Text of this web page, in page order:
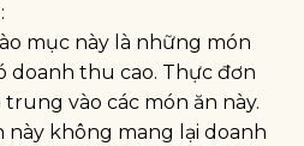
mục này là những món
doanh thu cao. Thực đơn
vào các món ăn này.
này không mang lại doanh